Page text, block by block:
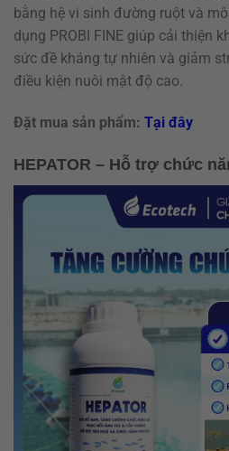
bằng hệ vi sinh đường ruột và
dụng PROBI FINE giúp cải thiện
sức đề kháng tự nhiên và giảm
điều kiện nuôi mật độ cao.
Đặt mua sản phẩm: Tại đây
HEPATOR – Hỗ trợ chức